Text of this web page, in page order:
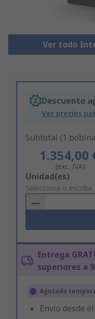
Ver todo
Descuento
Ver precios
Subtotal (1
1.354,00
(exc. IVA)
Add
to
Basket
Unidad(es)
Selecciona o
Entrega
superiores a
Agotado
Envío desde el